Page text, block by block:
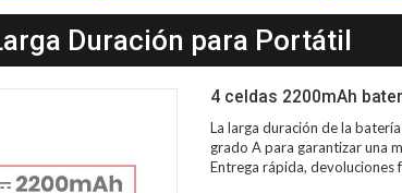
Duración para Portátil
4 celdas 2200mAh
La larga duración de la
grado A para garantizar una
Entrega rápida, devoluciones